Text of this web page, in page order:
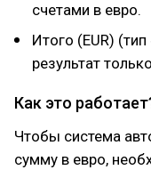
счетами в евро.
Итого (EUR)
результат
Как это
Чтобы система
сумму в евро,